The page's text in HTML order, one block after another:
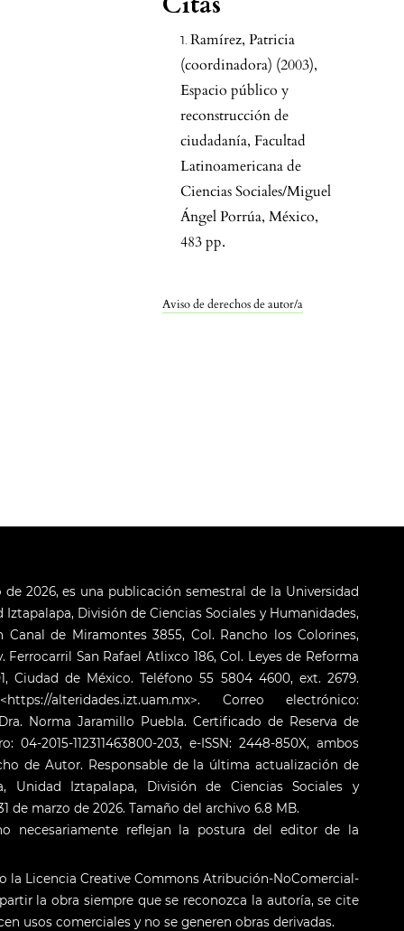
Aviso de derechos de autor/a
Ramírez, Patricia
(coordinadora) (2003),
Espacio público y
reconstrucción de
ciudadanía, Facultad
Latinoamericana de
Ciencias Sociales/Miguel
Ángel Porrúa, México,
483 pp.
de 2026, es una publicación semestral de la Universidad
División de Ciencias Sociales y Humanidades,
de Miramontes 3855, Col. Rancho los Colorines,
Ferrocarril San Rafael Atlixco 186, Col. Leyes de Reforma
Ciudad de México. Teléfono 55 5804 4600, ext. 2679.
alteridades.izt.uam.mx>. Correo electrónico:
Norma Jaramillo Puebla. Certificado de Reserva de
2015-112311463800-203, e-ISSN: 2448-850X, ambos
de Autor. Responsable de la última actualización de
Unidad Iztapalapa, División de Ciencias Sociales y
de marzo de 2026. Tamaño del archivo 6.8 MB.
necesariamente reflejan la postura del editor de la
la Licencia Creative Commons Atribución-NoComercial-
la obra siempre que se reconozca la autoría, se cite
usos comerciales y no se generen obras derivadas.